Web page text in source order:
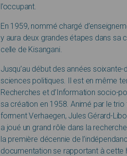
l’occupant.
En 1959, nommé chargé
y aura deux grandes étapes dans sa
celle de Kisangani.
Jusqu’au début des années
sciences politiques. Il est en même
Recherches et d’Information socio-
sa création en 1958. Animé par le
forment Verhaegen, Jules Gérard-
a joué un grand rôle dans la
la première décennie de
documentation se rapportant à cette